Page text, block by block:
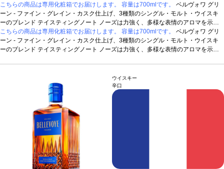
こちらの商品は専用化粧箱でお届けします。 容量は700mlです。
ベルヴォワ グリ
ーン - ファイン・グレイン・カスク仕上げ、3種類のシングル・モルト・ウイスキ
ーのブレンド テイスティングノート ノーズは力強く、多様な表情のアロマを示
す。少しスモーキーなモルトは、焼いたリンゴの芳香とすばらしく調和していて、
ほのかなシナモンやナツメグなどのスパイスが展開し、オレンジピール、ロースト
パイナップルなど、長期熟成による魅惑的な香りを伴う。味わいはクルミ油のテク
こちらの商品は専用化粧箱でお届けします。 容量は700mlです。
ベルヴォワ グリ
ーン - ファイン・グレイン・カスク仕上げ、3種類のシングル・モルト・ウイスキ
ーのブレンド テイスティングノート ノーズは力強く、多様な表情のアロマを示
パイナップルなど、長期熟成による魅惑的な香りを伴う。味わいはクルミ油のテク
スチャーとリッチさを表している。優しい塩味の効いたフレッシュさのお陰で、コ
クがありしっかりとしている。長い余韻の後味は、たっぷりとした上品な木を含
ウイスキー
辛口